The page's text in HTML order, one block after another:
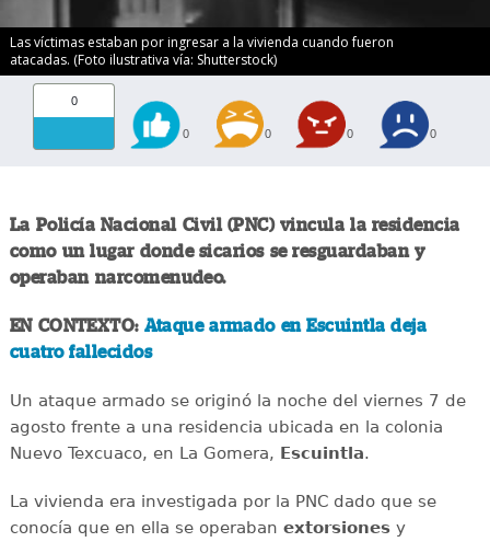
Las víctimas estaban por ingresar a la vivienda cuando fueron
atacadas. (Foto ilustrativa vía: Shutterstock)
0
0 0 0 0
La Policía Nacional Civil (PNC) vincula la residencia
como un lugar donde sicarios se resguardaban y
operaban narcomenudeo.
EN CONTEXTO: Ataque armado en Escuintla deja
cuatro fallecidos
Un ataque armado se originó la noche del viernes 7 de
agosto frente a una residencia ubicada en la colonia
Nuevo Texcuaco, en La Gomera, Escuintla.
La vivienda era investigada por la PNC dado que se
conocía que en ella se operaban extorsionesy